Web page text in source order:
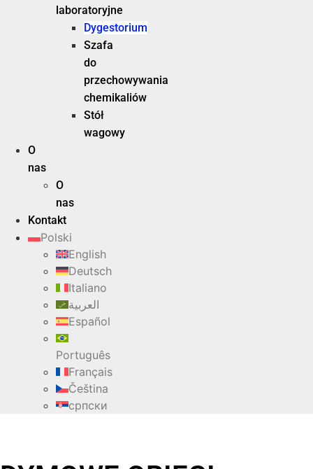
laboratoryjne
Dygestorium
Szafa
do
przechowywania
chemikaliów
Stół
wagowy
O
nas
O
nas
Kontakt
Polski
English
Deutsch
Italiano
العربية
Español
Português
Français
Čeština
српски